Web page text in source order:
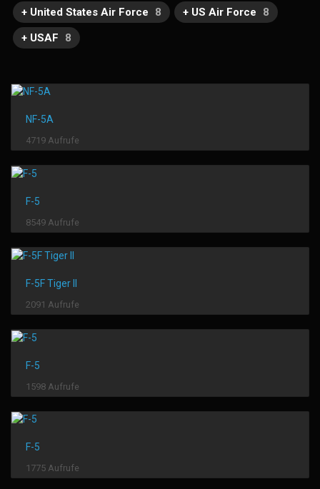
+ United States Air Force
8 + US Air Force
8
+ USAF
8
NF-5A
4719 Aufrufe
F-5
8549 Aufrufe
F-5F Tiger II
2091 Aufrufe
F-5
1598 Aufrufe
F-5
1775 Aufrufe